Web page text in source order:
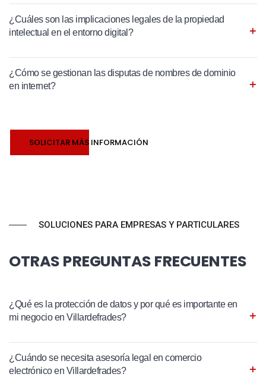
¿Cuáles son las implicaciones legales de la propiedad
intelectual en el entorno digital?
¿Cómo se gestionan las disputas de nombres de dominio
en internet?
SOLICITAR MÁS INFORMACIÓN
SOLUCIONES PARA EMPRESAS Y PARTICULARES
OTRAS PREGUNTAS FRECUENTES
¿Qué es la protección de datos y por qué es importante en
mi negocio en Villardefrades?
¿Cuándo se necesita asesoría legal en comercio
electrónico en Villardefrades?